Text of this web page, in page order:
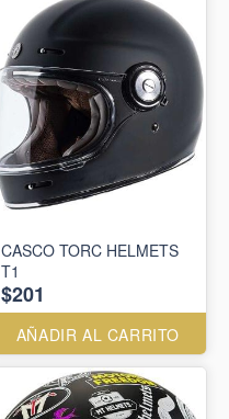
CASCO TORC HELMETS
T1
$201
AÑADIR AL CARRITO